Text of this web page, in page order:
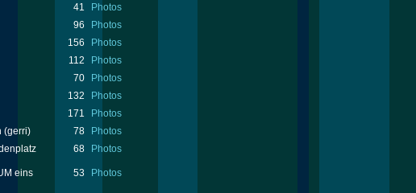
41
Photos
96
Photos
156
Photos
112
Photos
70
Photos
132
Photos
171
Photos
(gerri) 78
Photos
68 Photos
eins
53 Photos